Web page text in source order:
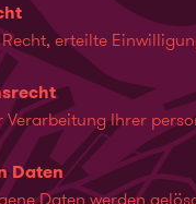
erteilte
Verarbeitung Ihrer
Daten
Daten werden